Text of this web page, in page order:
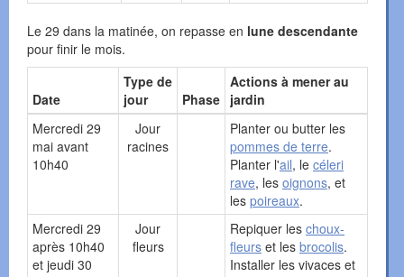
Le 29 dans la matinée, on repasse en lune descendante
pour finir le mois.
Date
Type de
jour
Phase
Actions à mener au
jardin
Mercredi 29
mai avant
10h40
Jour
racines
Planter ou butter les
pommes de terre.
Planter l'ail, le céleri
rave, les oignons, et
les poireaux.
Mercredi 29
après 10h40
et jeudi 30
Jour
fleurs
Repiquer les choux-
fleurs et les brocolis.
Installer les vivaces et